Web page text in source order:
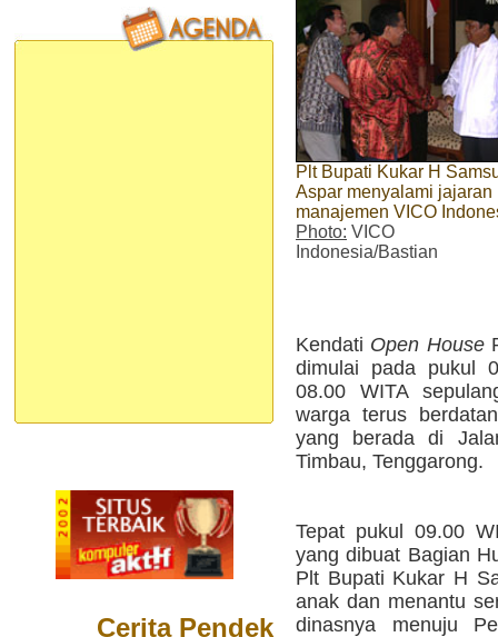
Cerita Pendek
Plt Bupati Kukar H
Aspar menyalami jajaran
manajemen VICO
Photo: VICO
Indonesia/Bastian
Kendati Open House
dimulai pada pukul
08.00 WITA
warga terus
yang berada di
Timbau, Tenggarong.
Tepat pukul 09.00
yang dibuat Bagian
Plt Bupati Kukar H
anak dan menantu
dinasnya menuju